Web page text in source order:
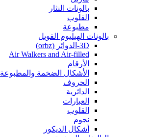
بالونات النثار
القلوب
مطبوعة
بالونات الهيليوم الفويل
3D-الدوائر (orbz)
Air Walkers and Air-filled
الأرقام
الأشكال الضخمة والمطبوعة
الحروف
الدائرية
العبارات
القلوب
نجوم
أشكال الديكور